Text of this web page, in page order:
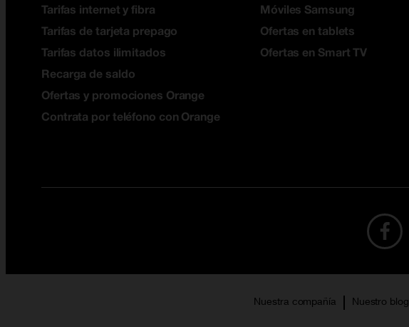
Tarifas internet y fibra
Tarifas de tarjeta prepago
Tarifas datos ilimitados
Recarga de saldo
Ofertas y promociones Orange
Contrata por teléfono con Orange
Móviles Samsung
Ofertas en tablets
Ofertas en Smart TV
Nuestra compañía Nuestro blog